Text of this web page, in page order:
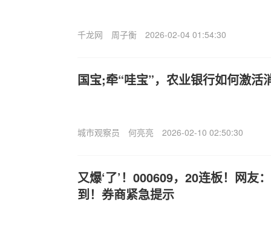
千龙网 周子衡 2026-02-04 01:54:30
国宝;牵“哇宝”，农业银行如何激活
城市观察员 何亮亮 2026-02-10 02:50:30
又爆‘了’！000609，20连板！网友
到！券商紧急提示